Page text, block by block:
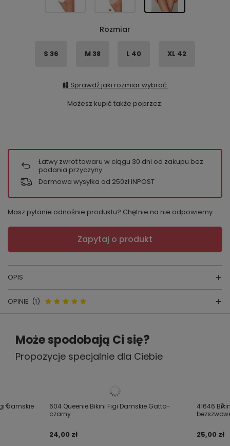
Rozmiar
S 36 M 38 L 40 XL 42
Sprawdź jaki rozmiar wybrać.
Możesz kupić także poprzez:
Łatwy zwrot towaru w ciągu 30 dni od zakupu bez
podania przyczyny
Darmowa wysyłka od 250zł INPOST
Masz pytanie odnośnie produktu? Chętnie na nie odpowiemy.
Zapytaj o produkt
OPIS
FIGI
PRODUCENT: GATTA
Skład: 73% poliamid, 27% elastan
OPINIE (1)
Opinie o 41646 Bikini Classic
Sensual Figi bezszwowe Gatta-
czarny
5.00
Może spodobają Ci się?
Propozycje specjalnie dla Ciebie
damskie
604 Queenie Bikini Figi Damskie Gatta-
czarny
24,00 zł
41646
25,00 zł